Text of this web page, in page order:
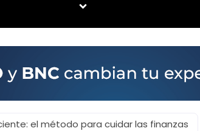
el método para cuidar las finanzas